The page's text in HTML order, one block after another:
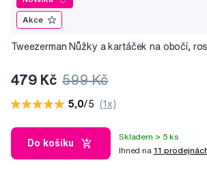
Akce
Tweezerman Nůžky a kartáček na obočí,
479 Kč 599 Kč
5,0/5 (1x)
Do košíku
Skladem > 5 ks
Ihned na 11